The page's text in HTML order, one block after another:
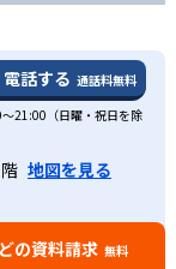
電話する 通話料無料
21:00（日曜・祝日を除
地図を見る
の資料請求 無料